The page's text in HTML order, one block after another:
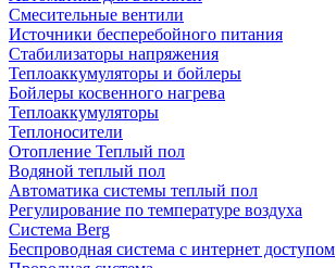
Смесительные вентили
Источники бесперебойного питания
Стабилизаторы напряжения
Теплоаккумуляторы и бойлеры
Бойлеры косвенного нагрева
Теплоаккумуляторы
Теплоносители
Отопление Теплый пол
Водяной теплый пол
Автоматика системы теплый пол
Регулирование по температуре воздуха
Система Berg
Беспроводная система с интернет доступом